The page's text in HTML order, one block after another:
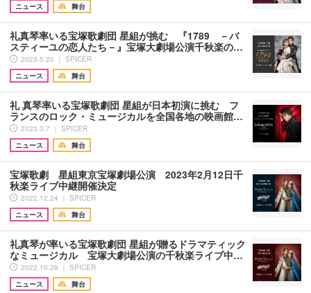
ニュース 舞台
礼真琴率いる宝塚歌劇団 星組が挑む 『1789 －バ
スティーユの恋人たち－』宝塚大劇場公演千秋楽の…
2023.5.20 ｜ SPICER
ニュース
舞台
礼 真琴率いる宝塚歌劇団 星組が日本初演に挑む フ
ランスのロック・ミュージカルを全国各地の映画館…
2023.3.7 ｜ SPICER
ニュース
舞台
宝塚歌劇 星組東京宝塚劇場公演 2023年2月12日千
秋楽ライブ中継開催決定
2022.12.24 ｜ SPICER
ニュース
舞台
礼真琴が率いる宝塚歌劇団 星組が贈るドラマティック
なミュージカル 宝塚大劇場公演の千秋楽ライブ中…
2022.10.29 ｜ SPICER
ニュース
舞台